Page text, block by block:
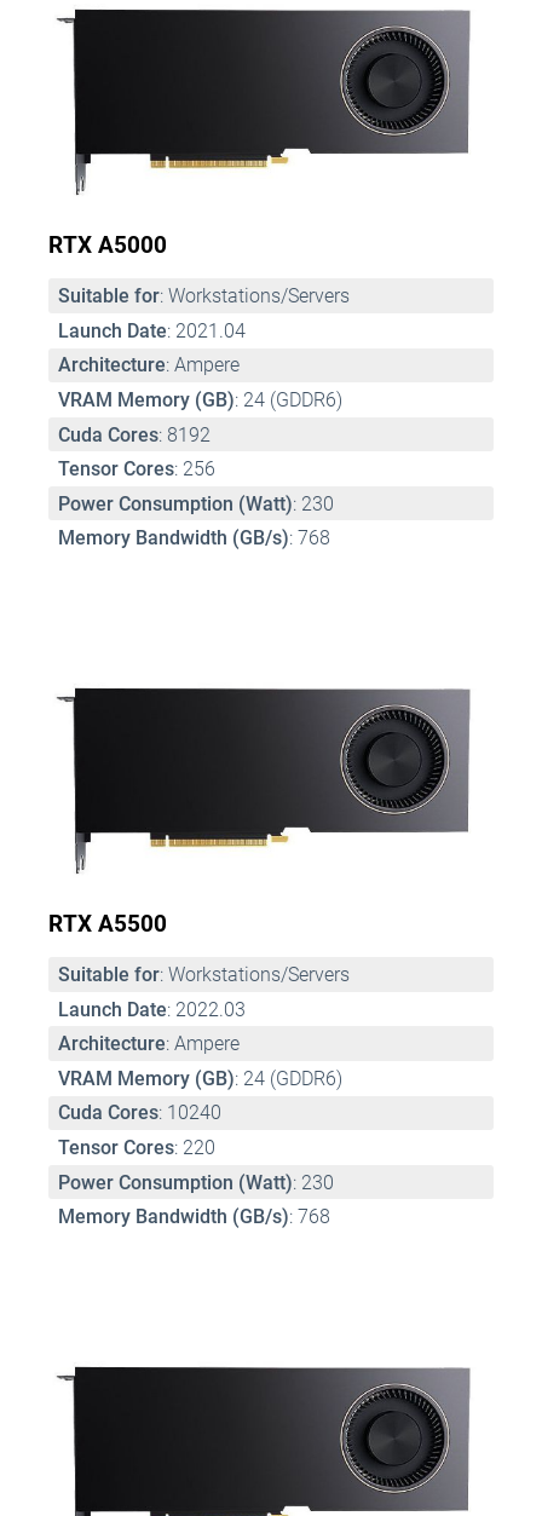
RTX A5000
Suitable for: Workstations/Servers
Launch Date: 2021.04
Architecture: Ampere
VRAM Memory (GB): 24 (GDDR6)
Cuda Cores: 8192
Tensor Cores: 256
Power Consumption (Watt): 230
Memory Bandwidth (GB/s): 768
RTX A5500
Suitable for: Workstations/Servers
Launch Date: 2022.03
Architecture: Ampere
VRAM Memory (GB): 24 (GDDR6)
Cuda Cores: 10240
Tensor Cores: 220
Power Consumption (Watt): 230
Memory Bandwidth (GB/s): 768